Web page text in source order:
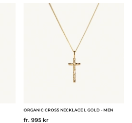
ORGANIC CROSS NECKLACE L GOLD - MEN
fr. 995 kr